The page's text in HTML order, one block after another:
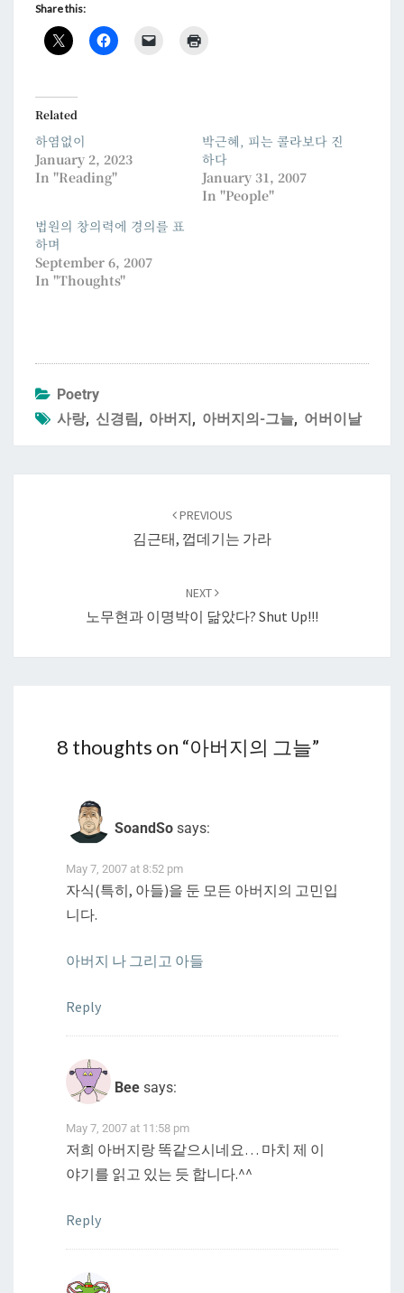
Share this:
Related
하염없이
January 2, 2023
In "Reading"
박근혜, 피는 콜라보다 진
하다
January 31, 2007
In "People"
법원의 창의력에 경의를 표
하며
September 6, 2007
In "Thoughts"
Poetry
사랑, 신경림, 아버지, 아버지의-그늘, 어버이날
PREVIOUS
김근태, 껍데기는 가라
NEXT
노무현과 이명박이 닮았다? Shut Up!!!
8 thoughts on “아버지의 그늘”
SoandSo says:
May 7, 2007 at 8:52 pm
자식(특히, 아들)을 둔 모든 아버지의 고민입
니다.
아버지 나 그리고 아들
Reply
Bee says:
May 7, 2007 at 11:58 pm
저희 아버지랑 똑같으시네요… 마치 제 이
야기를 읽고 있는 듯 합니다.^^
Reply